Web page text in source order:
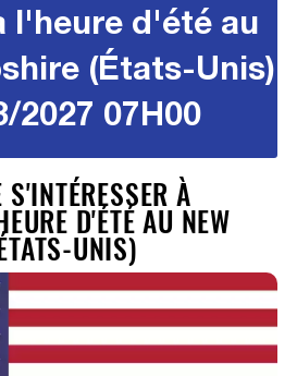
l'heure d'été au
(États-Unis)
2027 07H00
À
D'ÉTÉ AU NEW
UNIS)